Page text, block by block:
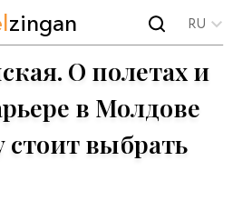
zingan RU
О полетах и
в Молдове
стоит выбрать